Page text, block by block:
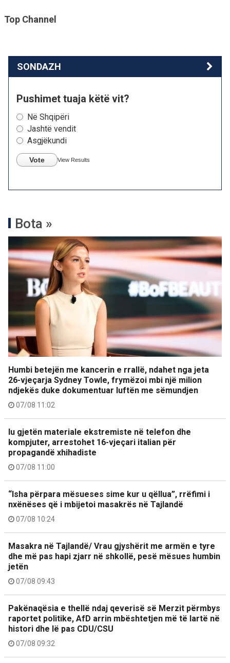
Top Channel
SONDAZH
Pushimet tuaja këtë vit?
Në Shqipëri
Jashtë vendit
Asgjëkundi
Vote View Results
Bota »
Humbi betejën me kancerin e rrallë, ndahet nga jeta
26-vjeçarja Sydney Towle, frymëzoi mbi një milion
ndjekës duke dokumentuar luftën me sëmundjen
07/08 11:02
Iu gjetën materiale ekstremiste në telefon dhe
kompjuter, arrestohet 16-vjeçari italian për
propagandë xhihadiste
07/08 11:00
“Isha përpara mësueses sime kur u qëllua”, rrëfimi i
nxënëses që i mbijetoi masakrës në Tajlandë
07/08 10:24
Masakra në Tajlandë/ Vrau gjyshërit me armën e tyre
dhe më pas hapi zjarr në shkollë, pesë mësues humbin
jetën
07/08 09:43
Pakënaqësia e thellë ndaj qeverisë së Merzit përmbys
raportet politike, AfD arrin mbështetjen më të lartë në
histori dhe lë pas CDU/CSU
07/08 09:32